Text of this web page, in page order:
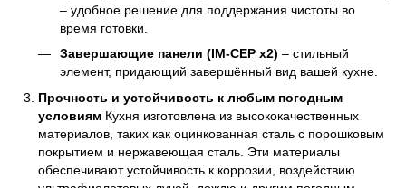
– удобное решение для поддержания чистоты во
время готовки.
Завершающие панели (IM-CEP x2) – стильный
элемент, придающий завершённый вид вашей кухне.
Прочность и устойчивость к любым погодным
условиям Кухня изготовлена из высококачественных
материалов, таких как оцинкованная сталь с порошковым
покрытием и нержавеющая сталь. Эти материалы
обеспечивают устойчивость к коррозии, воздействию